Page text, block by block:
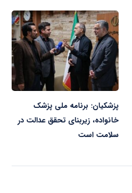
پزشکیان: برنامه ملی پزشک
خانواده، زیربنای تحقق عدالت در
سلامت است